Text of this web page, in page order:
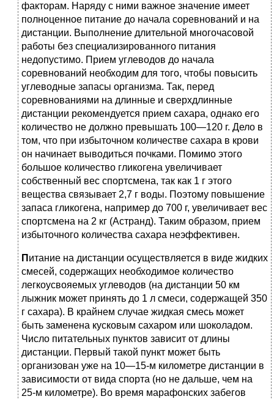
факторам. Наряду с ними важное значение имеет
полноценное питание до начала соревнований и на
дистанции. Выполнение длительной многочасовой
работы без специализированного питания
недопустимо. Прием углеводов до начала
соревнований необходим для того, чтобы повысить
углеводные запасы организма. Так, перед
соревнованиями на длинные и сверхдлинные
дистанции рекомендуется прием сахара, однако его
количество не должно превышать 100—120 г. Дело в
том, что при избыточном количестве сахара в крови
он начинает выводиться почками. Помимо этого
большое количество гликогена увеличивает
собственный вес спортсмена, так как 1 г этого
вещества связывает 2,7 г воды. Поэтому повышение
запаса гликогена, например до 700 г, увеличивает вес
спортсмена на 2 кг (Астранд). Таким образом, прием
избыточного количества сахара неэффективен.
П итание на дистанции осуществляется в виде жидких
смесей, содержащих необходимое количество
легкоусвояемых углеводов (на дистанции 50 км
лыжник может принять до 1 л смеси, содержащей 350
г сахара). В крайнем случае жидкая смесь может
быть заменена кусковым сахаром или шоколадом.
Число питательных пунктов зависит от длины
дистанции. Первый такой пункт может быть
организован уже на 10—15-м километре дистанции в
зависимости от вида спорта (но не дальше, чем на
25-м километре). Во время марафонских забегов